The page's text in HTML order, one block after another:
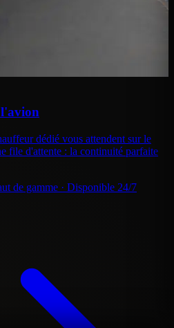
l'avion
dédié vous attendent sur le
file d'attente : la continuité parfaite
de gamme · Disponible 24/7